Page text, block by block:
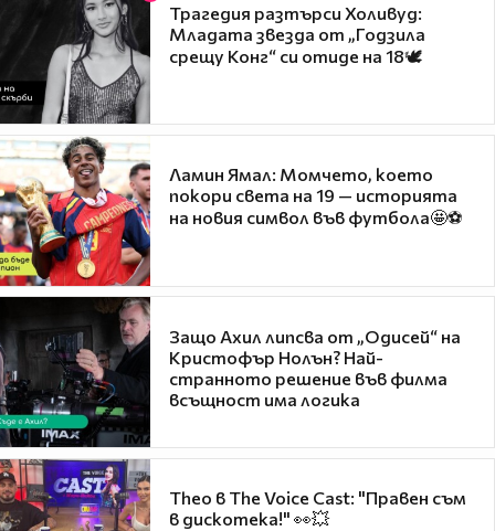
Трагедия разтърси Холивуд:
Младата звезда от „Годзила
срещу Конг“ си отиде на 18🕊️
Ламин Ямал: Момчето, което
покори света на 19 — историята
на новия символ във футбола🤩⚽
Защо Ахил липсва от „Одисей“ на
Кристофър Нолън? Най-
странното решение във филма
всъщност има логика
Theo в The Voice Cast: "Правен съм
в дискотека!" 👀💥